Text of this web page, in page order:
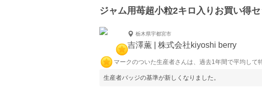
ジャム用苺超小粒2キロ入りお買い得セ
栃木県宇都宮市
吉澤薫 | 株式会社kiyoshi berry
マークのついた生産者さんは、過去1年間で平均して
生産者バッジの基準が新しくなりました。